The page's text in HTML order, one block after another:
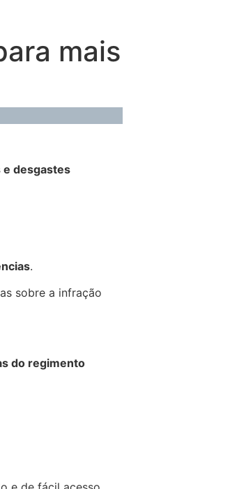
mais
e desgastes
.
sobre a infração
do regimento